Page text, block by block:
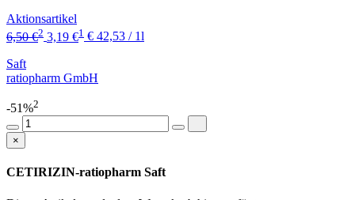
Aktionsartikel
6,50 €2 3,19 €1 € 42,53 / 1l
Saft
ratiopharm GmbH
-51%2
×
CETIRIZIN-ratiopharm Saft